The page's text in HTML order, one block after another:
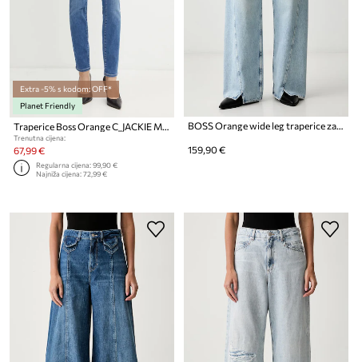
Extra -5% s kodom: OFF*
Planet Friendly
Traperice Boss Orange C_JACKIE MR 4.0
Trenutna cijena:
67,99 €
Regularna cijena:99,90 €
Najniža cijena:72,99 €
159,90 €